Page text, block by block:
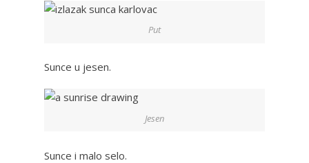
Put
Sunce u jesen.
Jesen
Sunce i malo selo.